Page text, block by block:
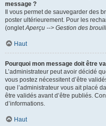
message ?
Il vous permet de sauvegarder des
poster ultérieurement. Pour les
(ongletAperçu --> Gestion des
Haut
Pourquoi mon message doit être
L’administrateur peut avoir décidé
vous postez nécessitent d’être
que l’administrateur vous ait placé
être validés avant d’être publiés.
d’informations.
Haut